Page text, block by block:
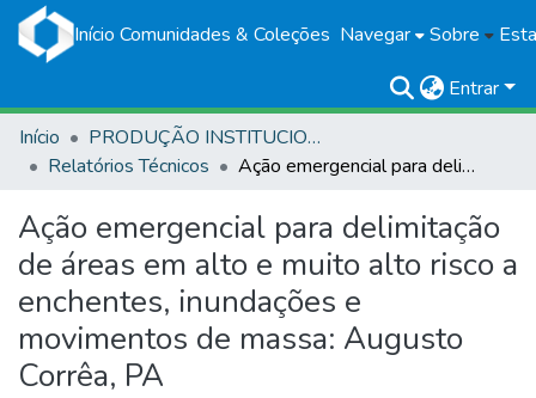
Início Comunidades & Coleções Navegar Sobre
Entrar
Início
PRODUÇÃO INSTITUCIONAL
Relatórios Técnicos
Ação emergencial para delimitação de áreas em alto e muito alto risco a enchentes, inundações e movimentos de massa: Augusto Corrêa, PA
Ação emergencial para delimitação
de áreas em alto e muito alto risco a
enchentes, inundações e
movimentos de massa: Augusto
Corrêa, PA